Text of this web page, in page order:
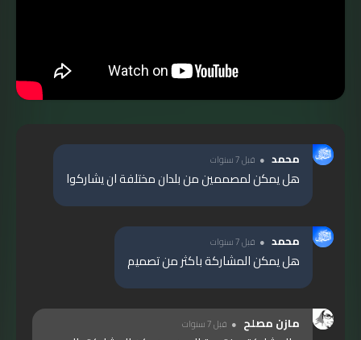
محمد قبل 7 سنوات
هل يمكن لمصممين من بلدان مختلفة ان يشاركوا
محمد قبل 7 سنوات
هل يمكن المشاركة باكثر من تصميم
مازن مصلح قبل 7 سنوات